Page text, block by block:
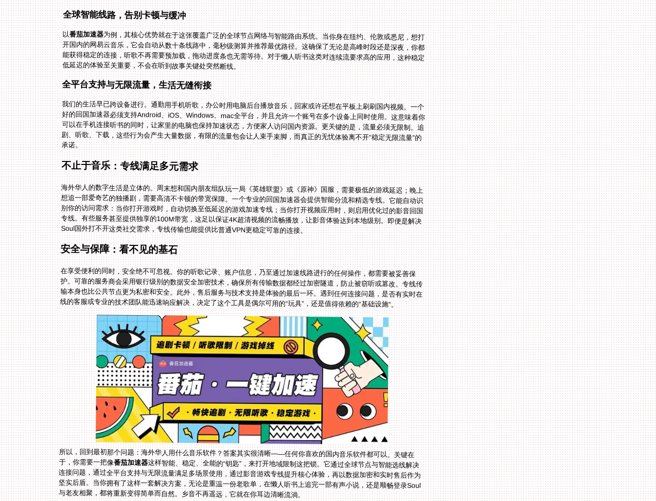
全球智能线路，告别卡顿与缓冲
以番茄加速器为例，其核心优势就在于这张覆盖广泛的全球节点网络与智能路由系统。当你身在纽约、伦敦或悉尼，想打
开国内的网易云音乐，它会自动从数十条线路中，毫秒级测算并推荐最优路径。这确保了无论是高峰时段还是深夜，你都
能获得稳定的连接，听歌不再需要预加载，拖动进度条也无需等待。对于懒人听书这类对连续流要求高的应用，这种稳定
低延迟的体验至关重要，不会在听到故事关键处突然断线。
全平台支持与无限流量，生活无缝衔接
我们的生活早已跨设备进行。通勤用手机听歌，办公时用电脑后台播放音乐，回家或许还想在平板上刷刷国内视频。一个
好的回国加速器必须支持Android、iOS、Windows、mac全平台，并且允许一个账号在多个设备上同时使用。这意味着你
可以在手机连接听书的同时，让家里的电脑也保持加速状态，方便家人访问国内资源。更关键的是，流量必须无限制。追
剧、听歌、下载，这些行为会产生大量数据，有限的流量包会让人束手束脚，而真正的无忧体验离不开“稳定无限流量”的
承诺。
不止于音乐：专线满足多元需求
海外华人的数字生活是立体的。周末想和国内朋友组队玩一局《英雄联盟》或《原神》国服，需要极低的游戏延迟；晚上
想追一部爱奇艺的独播剧，需要高清不卡顿的带宽保障。一个专业的回国加速器会提供智能分流和精选专线。它能自动识
别你的访问需求：当你打开游戏时，自动切换至低延迟的游戏加速专线；当你打开视频应用时，则启用优化过的影音回国
专线。有些服务甚至提供独享的100M带宽，这足以保证4K超清视频的流畅播放，让影音体验达到本地级别。即便是解决
Soul国外打不开这类社交需求，专线传输也能提供比普通VPN更稳定可靠的连接。
安全与保障：看不见的基石
在享受便利的同时，安全绝不可忽视。你的听歌记录、账户信息，乃至通过加速线路进行的任何操作，都需要被妥善保
护。可靠的服务商会采用银行级别的数据安全加密技术，确保所有传输数据都经过加密隧道，防止被窃听或篡改。专线传
输本身也比公共节点更为私密和安全。此外，售后服务与技术支持是体验的最后一环。遇到任何连接问题，是否有实时在
线的客服或专业的技术团队能迅速响应解决，决定了这个工具是偶尔可用的“玩具”，还是值得依赖的“基础设施”。
所以，回到最初那个问题：海外华人用什么音乐软件？答案其实很清晰——任何你喜欢的国内音乐软件都可以。关键在
于，你需要一把像番茄加速器这样智能、稳定、全能的“钥匙”，来打开地域限制这把锁。它通过全球节点与智能选线解决
连接问题，通过全平台支持与无限流量满足多场景使用，通过影音游戏专线提升核心体验，再以数据加密和实时售后作为
坚实后盾。当你拥有了这样一套解决方案，无论是重温一份老歌单，在懒人听书上追完一部有声小说，还是顺畅登录Soul
与老友相聚，都将重新变得简单而自然。乡音不再遥远，它就在你耳边清晰流淌。